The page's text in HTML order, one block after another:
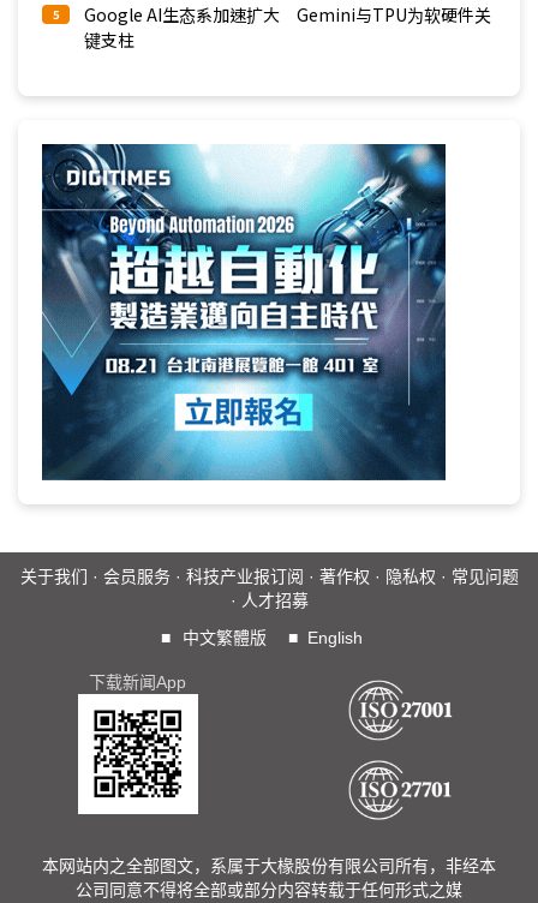
5
Google AI生态系加速扩大 Gemini与TPU为软硬件关
键支柱
关于我们 · 会员服务· 科技产业报订阅 · 著作权 · 隐私权 · 常见问题
· 人才招募
■
中文繁體版 ■ English
下载新闻App
本网站内之全部图文，系属于大椽股份有限公司所有，非经本
公司同意不得将全部或部分内容转载于任何形式之媒